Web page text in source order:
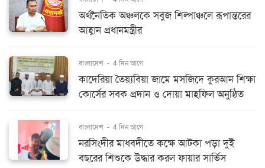
অর্থনৈতিক অঞ্চলকে সবুজ শিল্পাঞ্চলে রূপান্তরের
আহ্বান প্রধানমন্ত্রীর
বাংলাদেশ - 4 দিন আগে
কাদেরিয়া তৈয়্যবিয়া জামে মসজিদে কুরআন শিক্ষা
কোর্সের সবক প্রদান ও দোয়া মাহফিল অনুষ্ঠিত
বাংলাদেশ - 4 দিন আগে
নরসিংদীর মাধবদীতে কক্ষে আটকা পড়া দুই
বছরের শিশুকে উদ্ধার করল ফায়ার সার্ভিস